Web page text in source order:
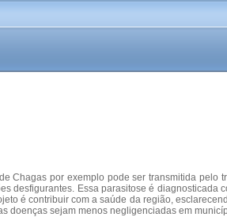
Chagas por exemplo pode ser transmitida pelo
desfigurantes. Essa parasitose é diagnosticada
é contribuir com a saúde da região,
doenças sejam menos negligenciadas em